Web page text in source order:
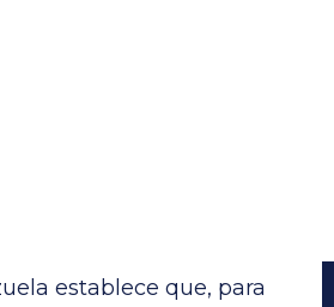
establece que, para